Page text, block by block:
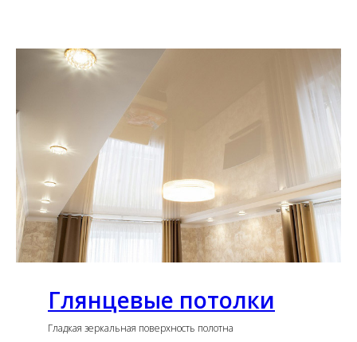
Глянцевые потолки
Гладкая зеркальная поверхность полотна